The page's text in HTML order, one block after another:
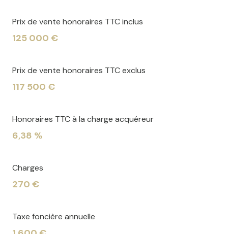
Prix de vente honoraires TTC inclus
125 000 €
Prix de vente honoraires TTC exclus
117 500 €
Honoraires TTC à la charge acquéreur
6,38 %
Charges
270 €
Taxe foncière annuelle